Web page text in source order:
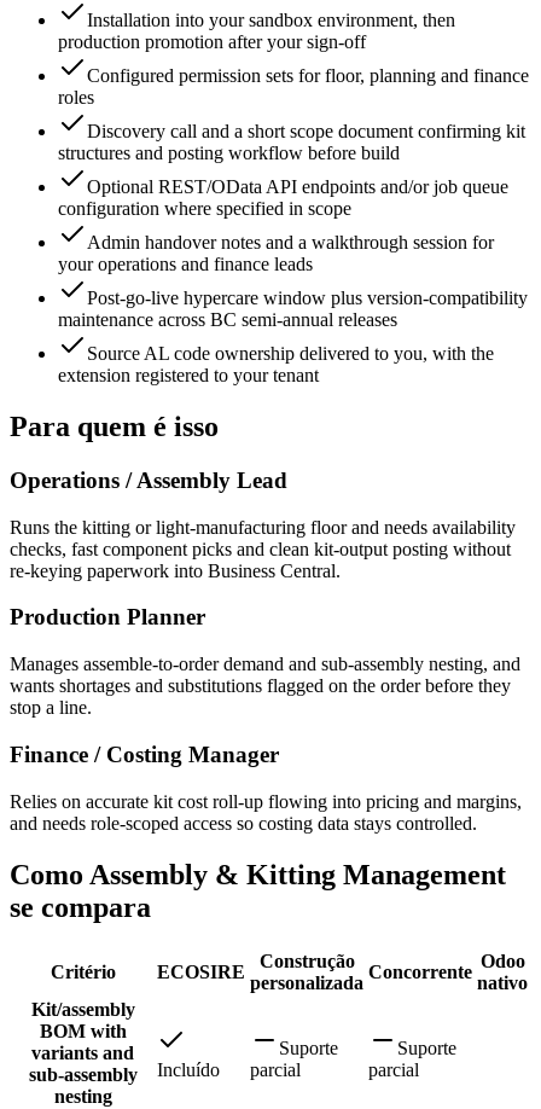
Installation into your sandbox environment, then
production promotion after your sign-off
Configured permission sets for floor, planning and finance
roles
Discovery call and a short scope document confirming kit
structures and posting workflow before build
Optional REST/OData API endpoints and/or job queue
configuration where specified in scope
Admin handover notes and a walkthrough session for
your operations and finance leads
Post-go-live hypercare window plus version-compatibility
maintenance across BC semi-annual releases
Source AL code ownership delivered to you, with the
extension registered to your tenant
Para quem é isso
Operations / Assembly Lead
Runs the kitting or light-manufacturing floor and needs availability
checks, fast component picks and clean kit-output posting without
re-keying paperwork into Business Central.
Production Planner
Manages assemble-to-order demand and sub-assembly nesting, and
wants shortages and substitutions flagged on the order before they
stop a line.
Finance / Costing Manager
Relies on accurate kit cost roll-up flowing into pricing and margins,
and needs role-scoped access so costing data stays controlled.
Como Assembly & Kitting Management
se compara
Critério ECOSIRE
Construção
personalizada
Concorrente
Odoo
nativo
Kit/assembly
BOM with
variants and
sub-assembly
nesting
Incluído
Suporte
parcial
Suporte
parcial